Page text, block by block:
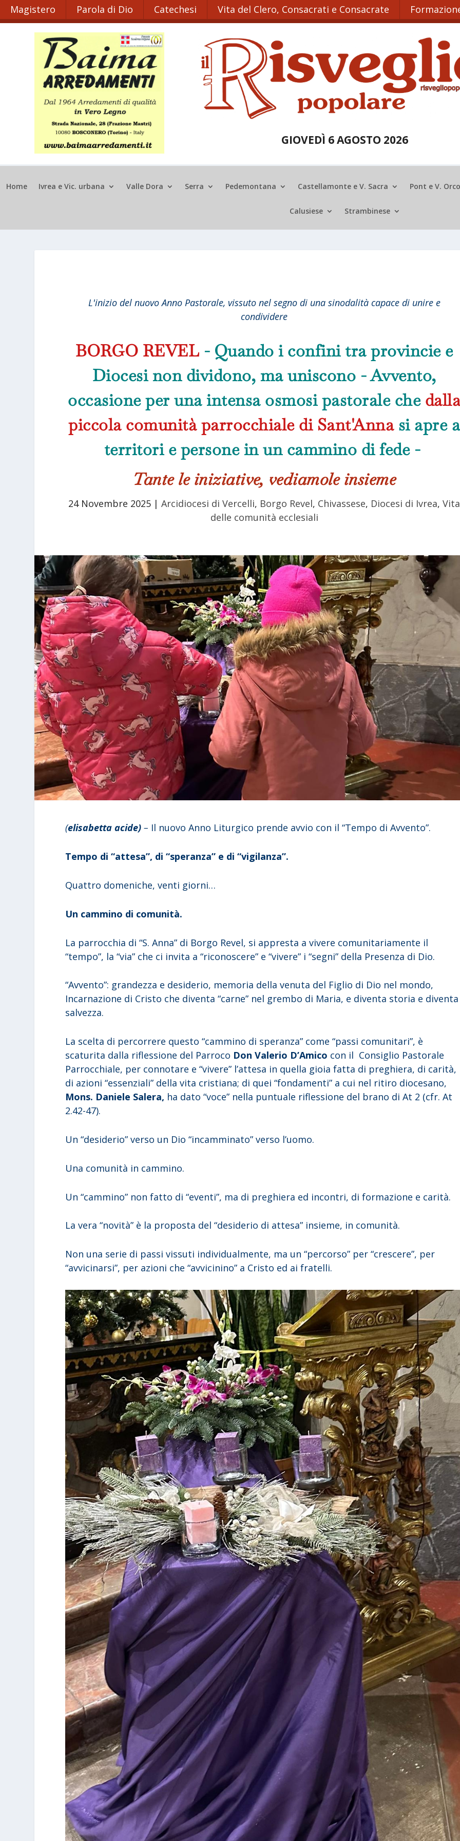
Magistero Parola di Dio Catechesi Vita del Clero, Consacrati e Consacrate
GIOVEDÌ 6 AGOSTO 2026
Home Ivrea e Vic. urbana Valle Dora Serra Pedemontana Castellamonte e V. Sacra Pont e V.
Calusiese Strambinese
L'inizio del nuovo Anno Pastorale, vissuto nel segno di una sinodalità capace di unire e
condividere
BORGO REVEL - Quando i confini tra provincie e
Diocesi non dividono, ma uniscono - Avvento,
occasione per una intensa osmosi pastorale che
piccola comunità parrocchiale di Sant'Annasi apre a
territori e persone in un cammino di fede -
Tante le iniziative, vediamole insieme
24 Novembre 2025 |Arcidiocesi di Vercelli, Borgo Revel, Chivassese, Diocesi di Ivrea,Vita
delle comunità ecclesiali
(elisabetta acide) – Il nuovo Anno Liturgico prende avvio con il “Tempo di Avvento”.
Tempo di “attesa”, di “speranza” e di “vigilanza”.
Quattro domeniche, venti giorni…
Un cammino di comunità.
La parrocchia di “S. Anna” di Borgo Revel, si appresta a vivere comunitariamente il
“tempo”, la “via” che ci invita a “riconoscere” e “vivere” i “segni” della Presenza di Dio.
“Avvento”: grandezza e desiderio, memoria della venuta del Figlio di Dio nel mondo,
Incarnazione di Cristo che diventa “carne” nel grembo di Maria, e diventa storia e diventa
salvezza.
La scelta di percorrere questo “cammino di speranza” come “passi comunitari”, è
scaturita dalla riflessione del Parroco Don Valerio D’Amico con il Consiglio Pastorale
Parrocchiale, per connotare e “vivere” l’attesa in quella gioia fatta di preghiera, di carità,
di azioni “essenziali” della vita cristiana; di quei “fondamenti” a cui nel ritiro diocesano,
Mons. Daniele Salera, ha dato “voce” nella puntuale riflessione del brano di At 2 (cfr. At
2.42-47).
Un “desiderio” verso un Dio “incamminato” verso l’uomo.
Una comunità in cammino.
Un “cammino” non fatto di “eventi”, ma di preghiera ed incontri, di formazione e carità.
La vera “novità” è la proposta del “desiderio di attesa” insieme, in comunità.
Non una serie di passi vissuti individualmente, ma un “percorso” per “crescere”, per
“avvicinarsi”, per azioni che “avvicinino” a Cristo ed ai fratelli.